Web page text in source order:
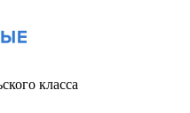
класса